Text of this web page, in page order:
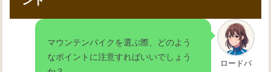
マウンテンバイクを選ぶ際、どのよう
なポイントに注意すればいいでしょう
ロードバ